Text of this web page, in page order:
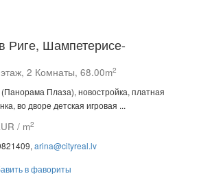
Риге, Шампетерисе-
2 Комнаты, 68.00m2
Плаза), новостройка, платная
во дворе детская игровая ...
/ m2
arina@cityreal.lv
в фавориты